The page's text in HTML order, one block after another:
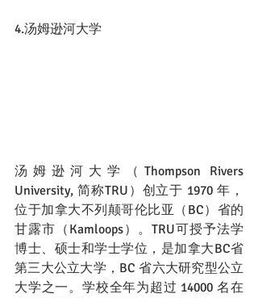
4.汤姆逊河大学
汤姆逊河大学（Thompson Rivers
University, 简称TRU）创立于 1970 年，
位于加拿大不列颠哥伦比亚（BC）省的
甘露市（Kamloops）。TRU可授予法学
博士、硕士和学士学位，是加拿大BC省
第三大公立大学，BC 省六大研究型公立
大学之一。学校全年为超过 14000 名在